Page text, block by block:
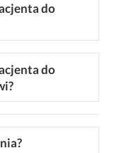
do
do